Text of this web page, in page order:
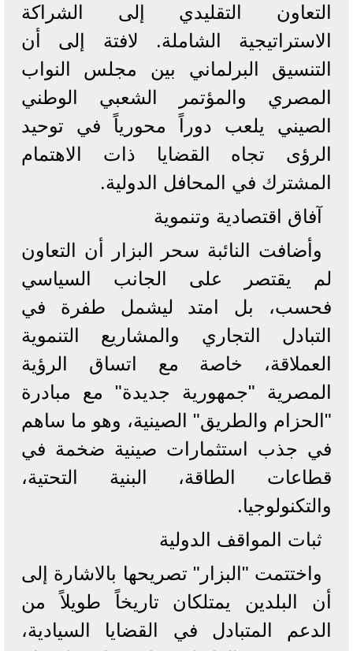
التعاون التقليدي إلى الشراكة
الاستراتيجية الشاملة. لافتة إلى أن
التنسيق البرلماني بين مجلس النواب
المصري والمؤتمر الشعبي الوطني
الصيني يلعب دوراً محورياً في توحيد
الرؤى تجاه القضايا ذات الاهتمام
المشترك في المحافل الدولية.
​آفاق اقتصادية وتنموية
​وأضافت النائبة سحر البزار أن التعاون
لم يقتصر على الجانب السياسي
فحسب، بل امتد ليشمل طفرة في
التبادل التجاري والمشاريع التنموية
العملاقة، خاصة مع اتساق الرؤية
المصرية "جمهورية جديدة" مع مبادرة
"الحزام والطريق" الصينية، وهو ما ساهم
في جذب استثمارات صينية ضخمة في
قطاعات الطاقة، البنية التحتية،
والتكنولوجيا.
​ثبات المواقف الدولية
​واختتمت "البزار" تصريحها بالاشارة إلى
أن البلدين يمتلكان تاريخاً طويلاً من
الدعم المتبادل في القضايا السيادية،